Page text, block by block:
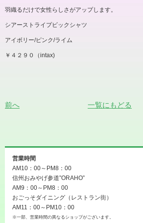
羽織るだけで女性らしさがアップします。
シアーストライプビックシャツ
アイボリー/ピンク/ライム
￥４２９０（intax)
前へ 一覧にもどる
営業時間
AM10：00～PM8：00
信州おみやげ参道”ORAHO”
AM9：00～PM8：00
おごっそダイニング（レストラン街）
AM11：00～PM10：00
※一部、営業時間の異なるショップがございます。